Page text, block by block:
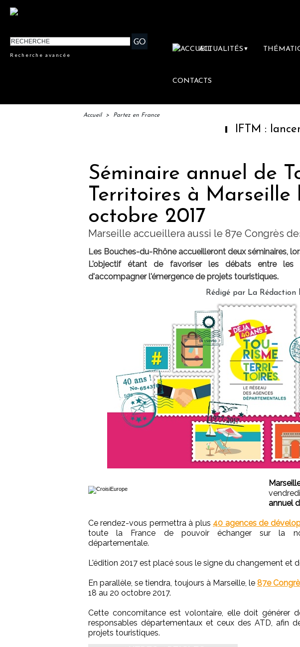
Recherche avancée
ACTUALITÉS ▼
CONTACTS
Accueil > Partez en France
IFTM : lancement
Séminaire annuel de
Territoires à Marseille
octobre 2017
Marseille accueillera aussi le 87e Congrès
Les Bouches-du-Rhône accueilleront deux séminaires,
L'objectif étant de favoriser les débats entre les
d'accompagner l'émergence de projets touristiques.
Rédigé par La Rédaction
annuel
Ce rendez-vous permettra à plus 40 agences de
toute la France de pouvoir échanger sur la
départementale.
L'édition 2017 est placé sous le signe du changement et
En parallèle, se tiendra, toujours à Marseille, le87e
18 au 20 octobre 2017.
Cette concomitance est volontaire, elle doit générer
responsables départementaux et ceux des ATD, afin
projets touristiques.